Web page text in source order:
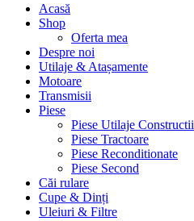
Acasă
Shop
Oferta mea
Despre noi
Utilaje & Atașamente
Motoare
Transmisii
Piese
Piese Utilaje Constructii
Piese Tractoare
Piese Reconditionate
Piese Second
Căi rulare
Cupe & Dinți
Uleiuri & Filtre